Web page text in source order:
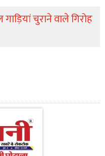
चुराने वाले गिरोह